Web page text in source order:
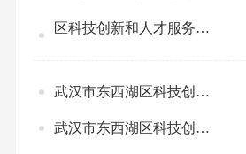
区科技创新和人才服务中心2024绩效自评表（项目+整体）
武汉市东西湖区科技创新和人才服务中心2024年度部门预算绩效运行监控情况
武汉市东西湖区科技创新和人才服务中心2025 年部门预算公开